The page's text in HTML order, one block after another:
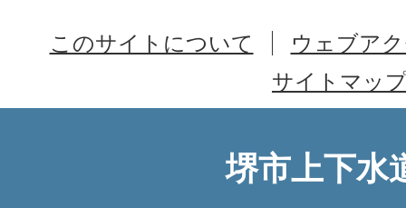
このサイトについて
ウェブア
サイトマッ
堺市上下水